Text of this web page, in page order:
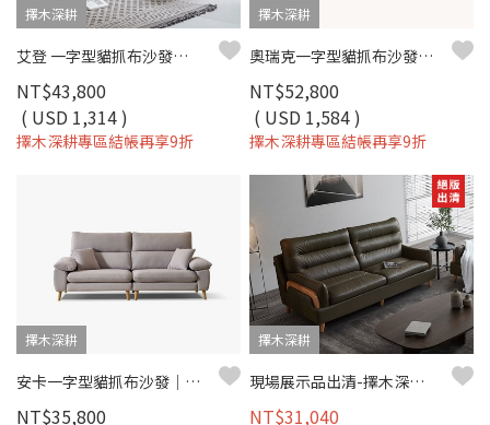
擇木深耕
艾登 一字型貓抓布沙發｜舒柔貓抓布 × 羽絨＋高密度彈力坐墊 × 十年骨架保固 – 擇木深耕系列
NT$43,800
( USD 1,314 )
擇木深耕專區結帳再享9折
擇木深耕
奧瑞克一字型貓抓布沙發｜防潑水易去汙 × 多段式頭枕 × 可拆洗布套 – 擇木深耕
NT$52,800
( USD 1,584 )
擇木深耕專區結帳再享9折
擇木深耕
安卡一字型貓抓布沙發｜耐磨防潑水 × 可拆洗布套 × 木質高腳設計 – 擇木深耕
NT$35,800
擇木深耕
現場展示品出清-擇木深耕-拉吉歐三人座真皮沙發
NT$31,040